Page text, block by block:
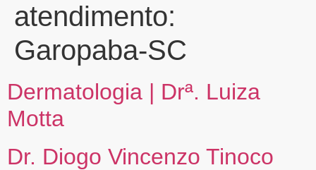
atendimento:
Garopaba-SC
Dermatologia | Drª. Luiza
Motta
Dr. Diogo Vincenzo Tinoco